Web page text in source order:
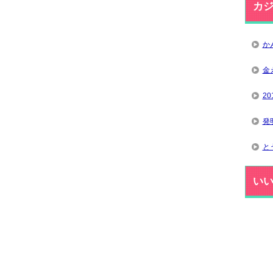
カ
か
金
発
と
い